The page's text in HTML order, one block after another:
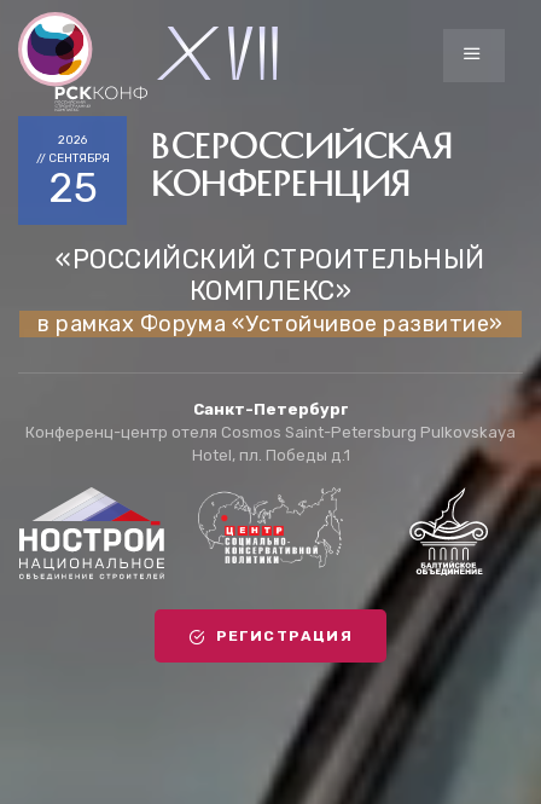
2026
// СЕНТЯБРЯ
25
ВСЕРОССИЙСКАЯ
КОНФЕРЕНЦИЯ
«РОССИЙСКИЙ СТРОИТЕЛЬНЫЙ
КОМПЛЕКС»
в рамках Форума «Устойчивое развитие»
Санкт-Петербург
Конференц-центр отеля Cosmos Saint-Petersburg Pulkovskaya
Hotel, пл. Победы д.1
РЕГИСТРАЦИЯ